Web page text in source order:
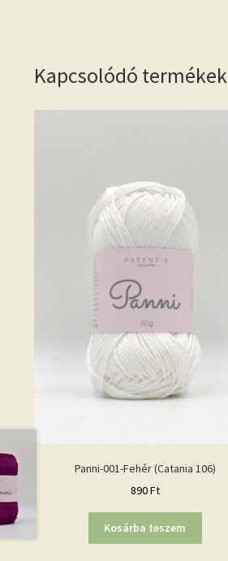
Kapcsolódó termékek
Panni-001-Fehér (Catania 106)
890Ft
Kosárba teszem